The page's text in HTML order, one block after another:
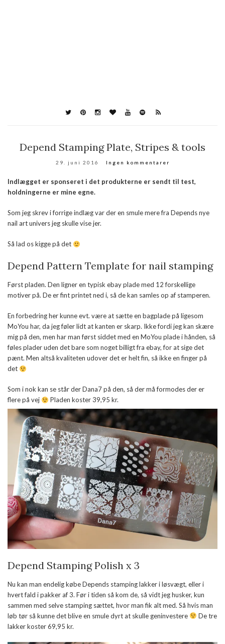
Depend Stamping Plate, Stripes & tools
29. juni 2016 Ingen kommentarer
Indlægget er sponseret i det produkterne er sendt til test,
holdningerne er mine egne.
Som jeg skrev i forrige indlæg var der en smule mere fra Depends nye
nail art univers jeg skulle vise jer.
Så lad os kigge på det
Depend Pattern Template for nail stamping
Først pladen. Den ligner en typisk ebay plade med 12 forskellige
motiver på. De er fint printet ned i, så de kan samles op af stamperen.
En forbedring her kunne evt. være at sætte en bagplade på ligesom
MoYou har, da jeg føler lidt at kanten er skarp. Ikke fordi jeg kan skære
mig på den, men har man først siddet med en MoYou plade i hånden, så
føles plader uden det bare som noget billigt fra ebay, for at sige det
pænt. Men altså kvaliteten udover det er helt fin, så ikke en finger på
det
Som i nok kan se står der Dana7 på den, så der må formodes der er
flere på vej
Pladen koster 39,95 kr.
Depend Stamping Polish x 3
Nu kan man endelig købe Depends stamping lakker i løsvægt, eller i
hvert fald i pakker af 3. Før i tiden så kom de, så vidt jeg husker, kun
sammen med selve stamping sættet, hvor man fik alt med. Så hvis man
løb tør så kunne det blive en smule dyrt at skulle geninvestere
De tre
lakker koster 69,95 kr.